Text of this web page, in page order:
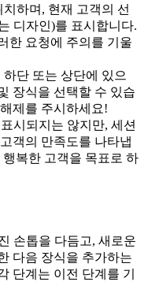
하며, 현재 고객의 선
디자인)를 표시합니다.
한 요청에 주의를 기울
하단 또는 상단에 있으
장식을 선택할 수 있습
제를 주시하세요!
시되지는 않지만, 세션
객의 만족도를 나타냅
복한 고객을 목표로 하
손톱을 다듬고, 새로운
다음 장식을 추가하는
단계는 이전 단계를 기